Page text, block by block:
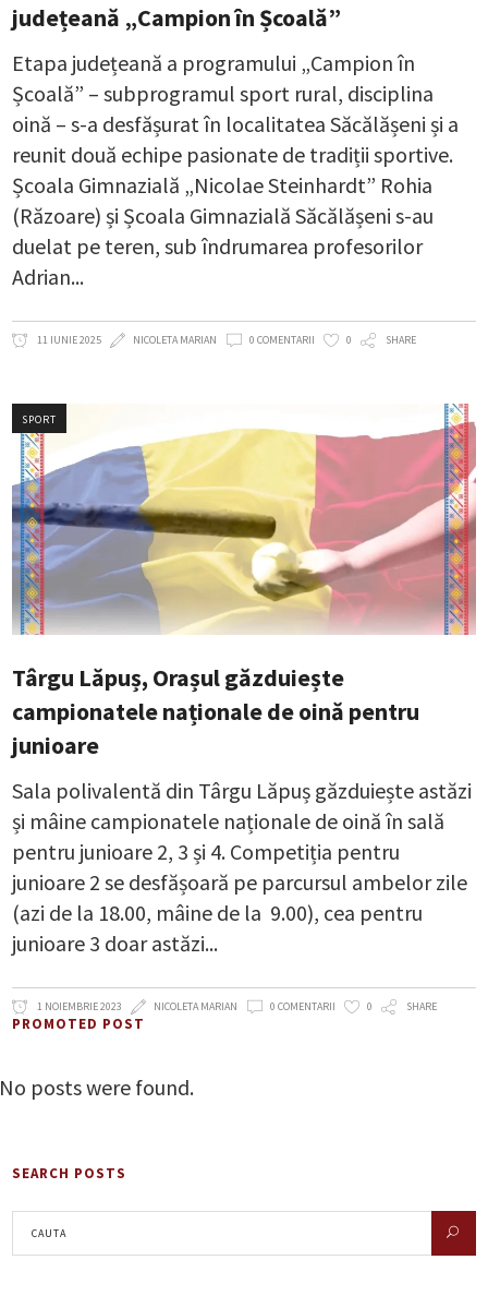
județeană „Campion în Școală”
Etapa județeană a programului „Campion în
Școală” – subprogramul sport rural, disciplina
oină – s-a desfășurat în localitatea Săcălășeni și a
reunit două echipe pasionate de tradiții sportive.
Școala Gimnazială „Nicolae Steinhardt” Rohia
(Răzoare) și Școala Gimnazială Săcălășeni s-au
duelat pe teren, sub îndrumarea profesorilor
Adrian
11 IUNIE 2025 NICOLETA MARIAN 0 COMENTARII 0 SHARE
SPORT
Târgu Lăpuș, Orașul găzduiește
campionatele naționale de oină pentru
junioare
Sala polivalentă din Târgu Lăpuș găzduiește astăzi
și mâine campionatele naționale de oină în sală
pentru junioare 2, 3 și 4. Competiția pentru
junioare 2 se desfășoară pe parcursul ambelor zile
(azi de la 18.00, mâine de la 9.00), cea pentru
junioare 3 doar astăzi
1 NOIEMBRIE 2023 NICOLETA MARIAN 0 COMENTARII 0 SHARE
PROMOTED POST
No posts were found.
SEARCH POSTS